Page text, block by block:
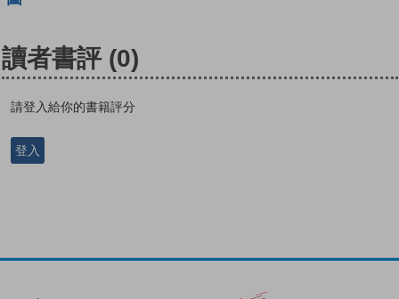
讀者書評 (0)
請登入給你的書籍評分
登入